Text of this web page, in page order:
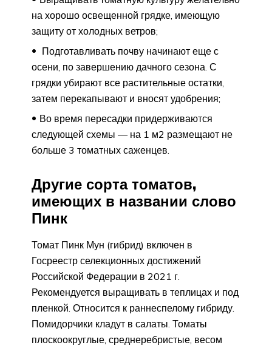
на хорошо освещенной грядке, имеющую
защиту от холодных ветров;
Подготавливать почву начинают еще с
осени, по завершению дачного сезона. С
грядки убирают все растительные остатки,
затем перекапывают и вносят удобрения;
Во время пересадки придерживаются
следующей схемы — на 1 м2 размещают не
больше 3 томатных саженцев.
Другие сорта томатов,
имеющих в названии слово
Пинк
Томат Пинк Мун (гибрид) включен в
Госреестр селекционных достижений
Российской Федерации в 2021 г.
Рекомендуется выращивать в теплицах и под
пленкой. Относится к раннеспелому гибриду.
Помидорчики кладут в салаты. Томаты
плоскоокруглые, среднеребристые, весом